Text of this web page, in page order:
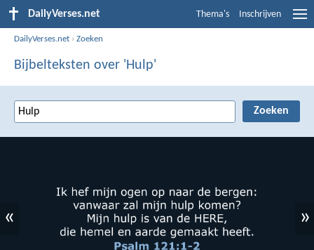
DailyVerses.net Thema's Inschrijven
DailyVerses.net ›Zoeken
Bijbelteksten over 'Hulp'
« »